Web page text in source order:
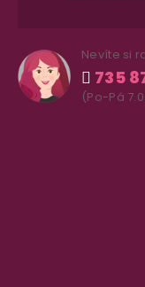
Nevíte si
735
(Po-Pá